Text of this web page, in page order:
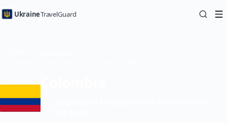
UkraineTravelGuard